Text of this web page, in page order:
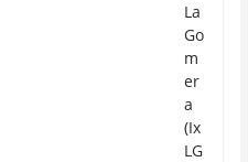
La
Go
m
er
a
(Ix
LG